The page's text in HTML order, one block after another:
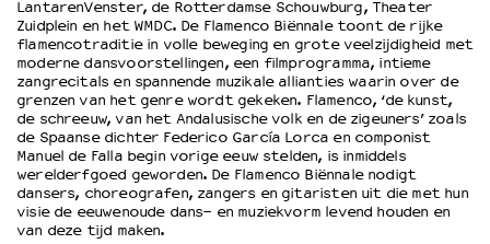
Schoolvoorstellingen
Filmprogramma’s Primair Onderwijs
Filmprogramma’s VO/MBO
Speciale educatieprogramma’s
OVER LANTARENVENSTER
Wat we doen
Werken bij
LantarenVenster, de Rotterdamse Schouwburg, Theater
Zuidplein en het WMDC. De Flamenco Biënnale toont de rijke
flamencotraditie in volle beweging en grote veelzijdigheid met
moderne dansvoorstellingen, een filmprogramma, intieme
zangrecitals en spannende muzikale allianties waarin over de
grenzen van het genre wordt gekeken. Flamenco, ‘de kunst,
de schreeuw, van het Andalusische volk en de zigeuners’ zoals
de Spaanse dichter Federico García Lorca en componist
Manuel de Falla begin vorige eeuw stelden, is inmiddels
werelderfgoed geworden. De Flamenco Biënnale nodigt
dansers, choreografen, zangers en gitaristen uit die met hun
visie de eeuwenoude dans- en muziekvorm levend houden en
van deze tijd maken.